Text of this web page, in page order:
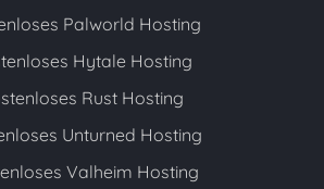
Palworld Hosting
Hytale Hosting
Rust Hosting
Unturned Hosting
Valheim Hosting